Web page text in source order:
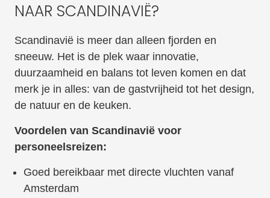
NAAR SCANDINAVIË?
Scandinavië is meer dan alleen fjorden en
sneeuw. Het is de plek waar innovatie,
duurzaamheid en balans tot leven komen en dat
merk je in alles: van de gastvrijheid tot het design,
de natuur en de keuken.
Voordelen van Scandinavië voor
personeelsreizen:
Goed bereikbaar met directe vluchten vanaf
Amsterdam